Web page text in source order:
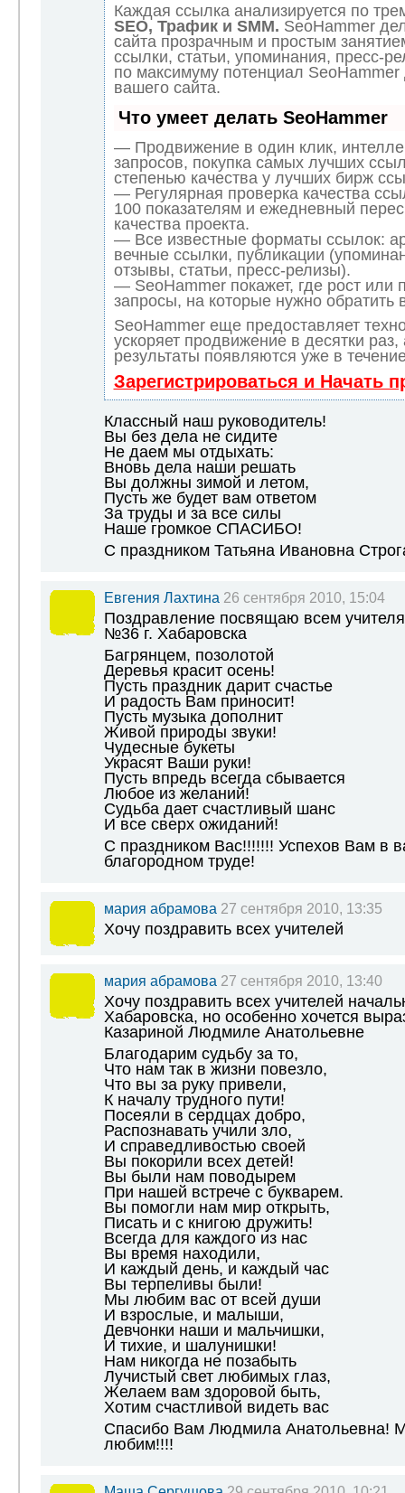
Каждая ссылка анализируется по
SEO, Трафик и SMM. SeoHammer
сайта прозрачным и простым
ссылки, статьи, упоминания, пресс-
по максимуму потенциал
вашего сайта.
Что умеет делать SeoHammer
— Продвижение в один клик,
запросов, покупка самых лучших
степенью качества у лучших бирж
— Регулярная проверка качества
100 показателям и ежедневный
качества проекта.
— Все известные форматы ссылок:
вечные ссылки, публикации
отзывы, статьи, пресс-релизы).
— SeoHammer покажет, где рост или
запросы, на которые нужно обратить
SeoHammer еще предоставляет
ускоряет продвижение в десятки
результаты появляются уже в
Зарегистрироваться и Начать
Классный наш руководитель!
Вы без дела не сидите
Не даем мы отдыхать:
Вновь дела наши решать
Вы должны зимой и летом,
Пусть же будет вам ответом
За труды и за все силы
Наше громкое СПАСИБО!
С праздником Татьяна Ивановна
Евгения Лахтина 26 сентября 2010, 15:04
Поздравление посвящаю всем
№36 г. Хабаровска
Багрянцем, позолотой
Деревья красит осень!
Пусть праздник дарит счастье
И радость Вам приносит!
Пусть музыка дополнит
Живой природы звуки!
Чудесные букеты
Украсят Ваши руки!
Пусть впредь всегда сбывается
Любое из желаний!
Судьба дает счастливый шанс
И все сверх ожиданий!
С праздником Вас!!!!!!! Успехов Вам в
благородном труде!
мария абрамова 27 сентября 2010, 13:35
Хочу поздравить всех учителей
мария абрамова 27 сентября 2010, 13:40
Хочу поздравить всех учителей
Хабаровска, но особенно хочется
Казариной Людмиле Анатольевне
Благодарим судьбу за то,
Что нам так в жизни повезло,
Что вы за руку привели,
К началу трудного пути!
Посеяли в сердцах добро,
Распознавать учили зло,
И справедливостью своей
Вы покорили всех детей!
Вы были нам поводырем
При нашей встрече с букварем.
Вы помогли нам мир открыть,
Писать и с книгою дружить!
Всегда для каждого из нас
Вы время находили,
И каждый день, и каждый час
Вы терпеливы были!
Мы любим вас от всей души
И взрослые, и малыши,
Девчонки наши и мальчишки,
И тихие, и шалунишки!
Нам никогда не позабыть
Лучистый свет любимых глаз,
Желаем вам здоровой быть,
Хотим счастливой видеть вас
Спасибо Вам Людмила Анатольевна!
любим!!!!